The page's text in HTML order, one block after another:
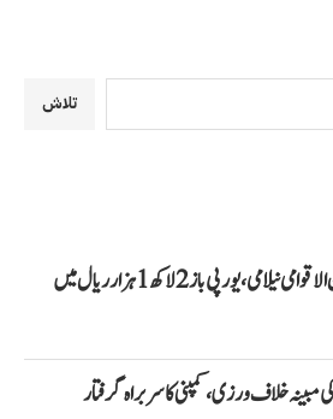
تلاش
سعودی عرب میں بازوں کی بین الاقوامی نیلامی، یورپی باز 2 لاکھ 1 ہزار ریال میں
مبینہ خلاف ورزی، کمپنی کا سربراہ گرفتار